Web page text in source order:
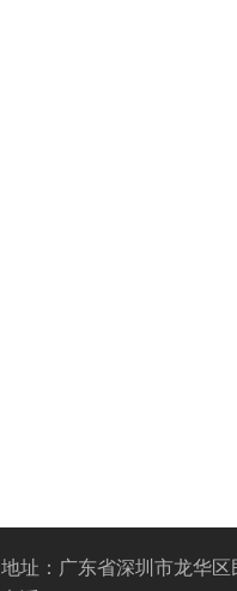
地址：广东省深圳市龙华